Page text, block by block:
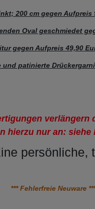
200 cm gegen Aufpreis
Oval geschmiedet
gegen Aufpreis 49,90
und patinierte
verlängern
hierzu nur an: siehe
*** Fehlerfreie Neuware